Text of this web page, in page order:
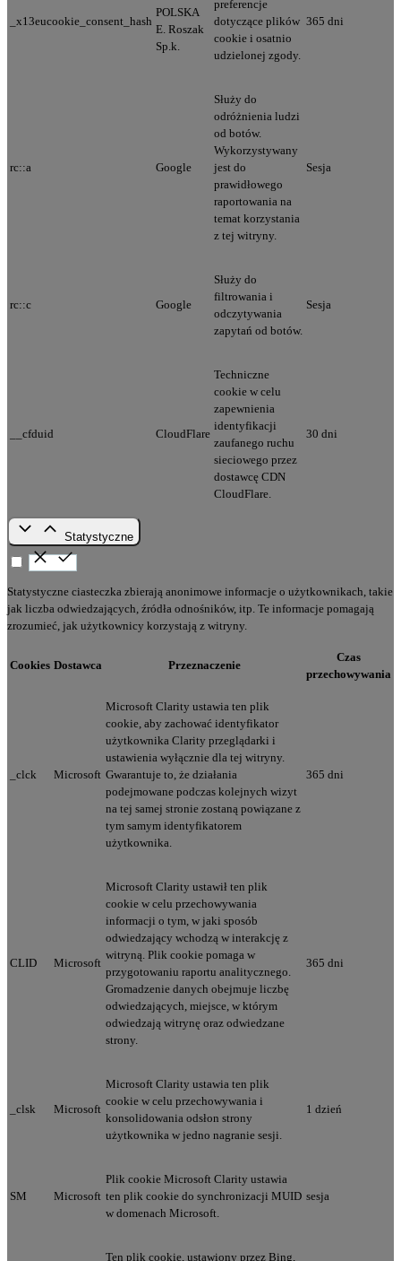
_x13eucookie_consent_hash
POLSKA
E. Roszak
Sp.k.
preferencje
dotyczące plików
cookie i osatnio
udzielonej zgody.
365 dni
rc::a Google
Służy do
odróżnienia ludzi
od botów.
Wykorzystywany
jest do
prawidłowego
raportowania na
temat korzystania
z tej witryny.
Sesja
rc::c Google
Służy do
filtrowania i
odczytywania
zapytań od botów.
Sesja
__cfduid CloudFlare
Techniczne
cookie w celu
zapewnienia
identyfikacji
zaufanego ruchu
sieciowego przez
dostawcę CDN
CloudFlare.
30 dni
Statystyczne
Statystyczne ciasteczka zbierają anonimowe informacje o użytkownikach, takie
jak liczba odwiedzających, źródła odnośników, itp. Te informacje pomagają
zrozumieć, jak użytkownicy korzystają z witryny.
Cookies Dostawca Przeznaczenie
Czas
przechowywania
_clck Microsoft
Microsoft Clarity ustawia ten plik
cookie, aby zachować identyfikator
użytkownika Clarity przeglądarki i
ustawienia wyłącznie dla tej witryny.
Gwarantuje to, że działania
podejmowane podczas kolejnych wizyt
na tej samej stronie zostaną powiązane z
tym samym identyfikatorem
użytkownika.
365 dni
CLID Microsoft
Microsoft Clarity ustawił ten plik
cookie w celu przechowywania
informacji o tym, w jaki sposób
odwiedzający wchodzą w interakcję z
witryną. Plik cookie pomaga w
przygotowaniu raportu analitycznego.
Gromadzenie danych obejmuje liczbę
odwiedzających, miejsce, w którym
odwiedzają witrynę oraz odwiedzane
strony.
365 dni
_clsk Microsoft
Microsoft Clarity ustawia ten plik
cookie w celu przechowywania i
konsolidowania odsłon strony
użytkownika w jedno nagranie sesji.
1 dzień
SM Microsoft
Plik cookie Microsoft Clarity ustawia
ten plik cookie do synchronizacji MUID
w domenach Microsoft.
sesja
Ten plik cookie, ustawiony przez Bing,